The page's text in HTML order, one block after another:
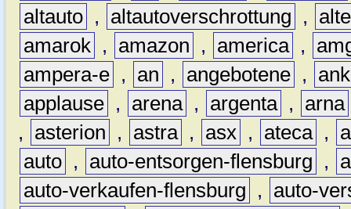
altauto , altautoverschrottung ,
amarok , amazon , america ,
ampera-e , an , angebotene ,
applause , arena , argenta , arna
,
asterion , astra , asx , ateca ,
auto , auto-entsorgen-flensburg ,
auto-verkaufen-flensburg
,
auto-